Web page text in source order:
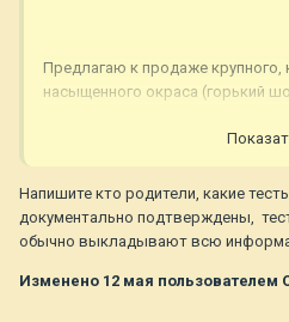
Предлагаю к продаже крупного,
насыщенного окраса (горький
Полный пакет документов:
ветпаспорт со всеми отметками
Напишите кто родители, какие
документально подтверждены,
обычно выкладывают всю
Изменено 12 мая пользователем